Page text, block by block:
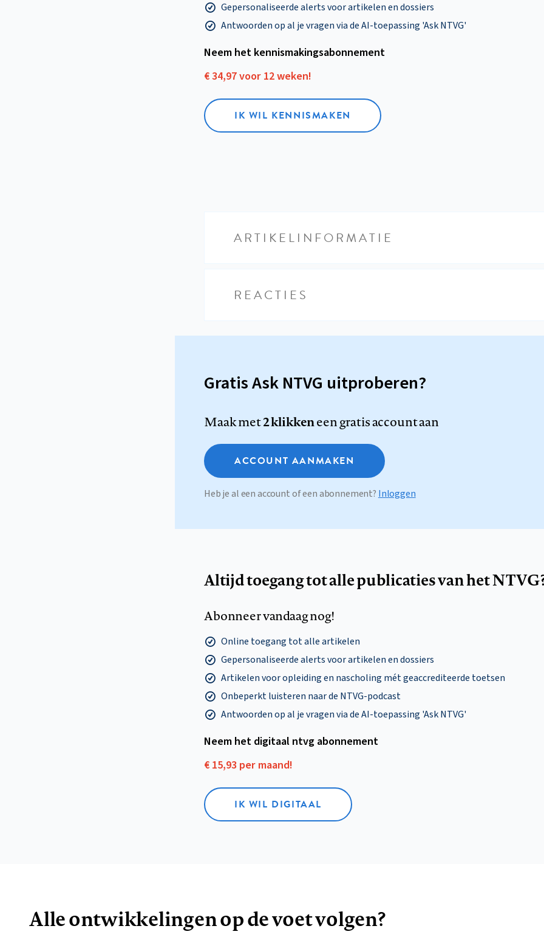
Gepersonaliseerde alerts voor artikelen en dossiers
Antwoorden op al je vragen via de AI-toepassing 'Ask NTVG'
Neem het kennismakings­abonnement
€ 34,97 voor 12 weken!
IK WIL KENNISMAKEN
ARTIKELINFORMATIE
REACTIES
Gratis Ask NTVG uitproberen?
Maak met2 klikkeneen gratis account aan
ACCOUNT AANMAKEN
Heb je al een account of een abonnement? Inloggen
Altijd toegang tot alle publicaties van het
Abonneer vandaag nog!
Online toegang tot alle artikelen
Gepersonaliseerde alerts voor artikelen en dossiers
Artikelen voor opleiding en nascholing mét geaccrediteerde toetsen
Onbeperkt luisteren naar de NTVG-podcast
Antwoorden op al je vragen via de AI-toepassing 'Ask NTVG'
Neem het digitaal ntvg abonnement
€ 15,93 per maand!
IK WIL DIGITAAL
Alle ontwikkelingen op de voet volgen?